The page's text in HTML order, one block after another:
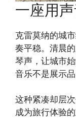
一座用
克雷莫纳的城
奏平稳。清晨
琴声，让城市
音乐不是展示
这种紧凑却层
成为旅行体验的